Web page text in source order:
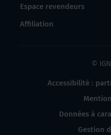
Espace revendeurs
Affiliation
©
Accessibilité :
Données à
Gestion